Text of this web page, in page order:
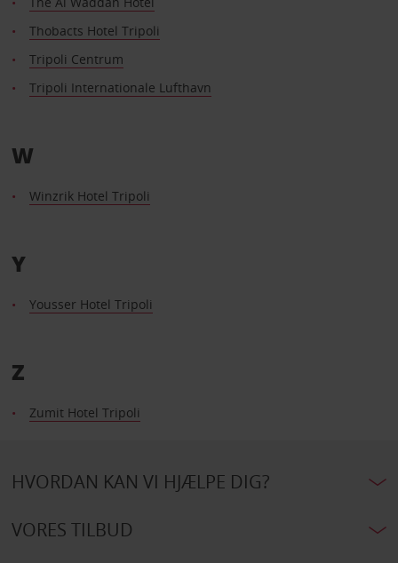
Thobacts Hotel Tripoli
Tripoli Centrum
Tripoli Internationale Lufthavn
W
Winzrik Hotel Tripoli
Y
Yousser Hotel Tripoli
Z
Zumit Hotel Tripoli
HVORDAN KAN VI HJÆLPE DIG?
VORES TILBUD